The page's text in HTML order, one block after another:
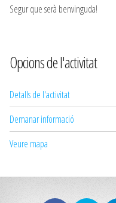
Segur que serà benvinguda!
Opcions de l'activitat
Detalls de l'activitat
Demanar informació
Veure mapa